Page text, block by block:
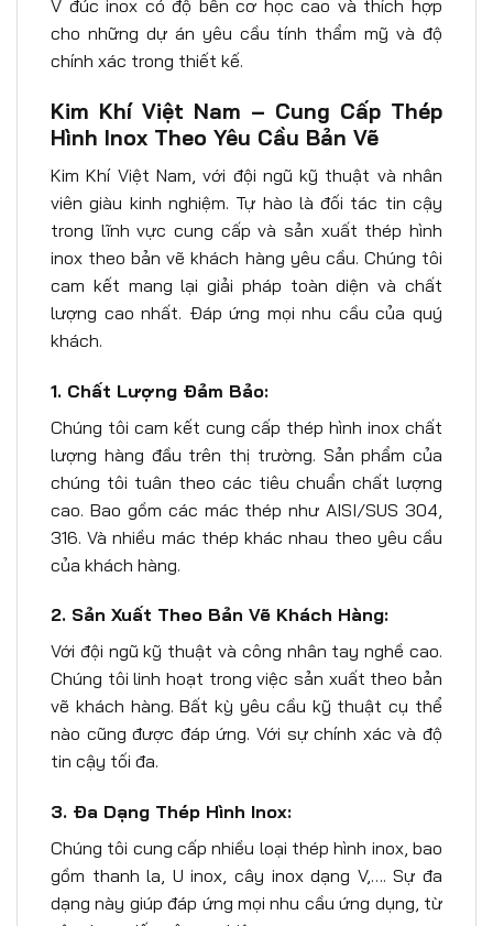
V đúc inox có độ bền cơ học cao và thích hợp
cho những dự án yêu cầu tính thẩm mỹ và độ
chính xác trong thiết kế.
Kim Khí Việt Nam – Cung Cấp Thép
Hình Inox Theo Yêu Cầu Bản Vẽ
Kim Khí Việt Nam, với đội ngũ kỹ thuật và nhân
viên giàu kinh nghiệm. Tự hào là đối tác tin cậy
trong lĩnh vực cung cấp và sản xuất thép hình
inox theo bản vẽ khách hàng yêu cầu. Chúng tôi
cam kết mang lại giải pháp toàn diện và chất
lượng cao nhất. Đáp ứng mọi nhu cầu của quý
khách.
1. Chất Lượng Đảm Bảo:
Chúng tôi cam kết cung cấp thép hình inox chất
lượng hàng đầu trên thị trường. Sản phẩm của
chúng tôi tuân theo các tiêu chuẩn chất lượng
cao. Bao gồm các mác thép như AISI/SUS 304,
316. Và nhiều mác thép khác nhau theo yêu cầu
của khách hàng.
2. Sản Xuất Theo Bản Vẽ Khách Hàng:
Với đội ngũ kỹ thuật và công nhân tay nghề cao.
Chúng tôi linh hoạt trong việc sản xuất theo bản
vẽ khách hàng. Bất kỳ yêu cầu kỹ thuật cụ thể
nào cũng được đáp ứng. Với sự chính xác và độ
tin cậy tối đa.
3. Đa Dạng Thép Hình Inox:
Chúng tôi cung cấp nhiều loại thép hình inox, bao
gồm thanh la, U inox, cây inox dạng V,…. Sự đa
dạng này giúp đáp ứng mọi nhu cầu ứng dụng, từ